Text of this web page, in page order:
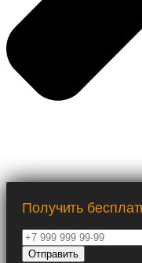
Получить